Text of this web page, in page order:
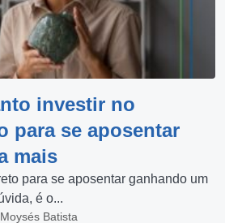
investir no
para se aposentar
mais
para se aposentar ganhando um
é o...
Batista